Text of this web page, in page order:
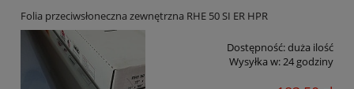
Folia przeciwsłoneczna zewnętrzna RHE 50 SI ER HPR
Dostępność:duża ilość
Wysyłka w: 24 godziny